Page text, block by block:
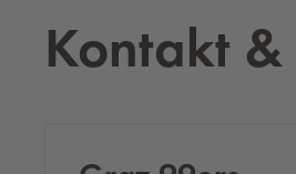
Kontakt